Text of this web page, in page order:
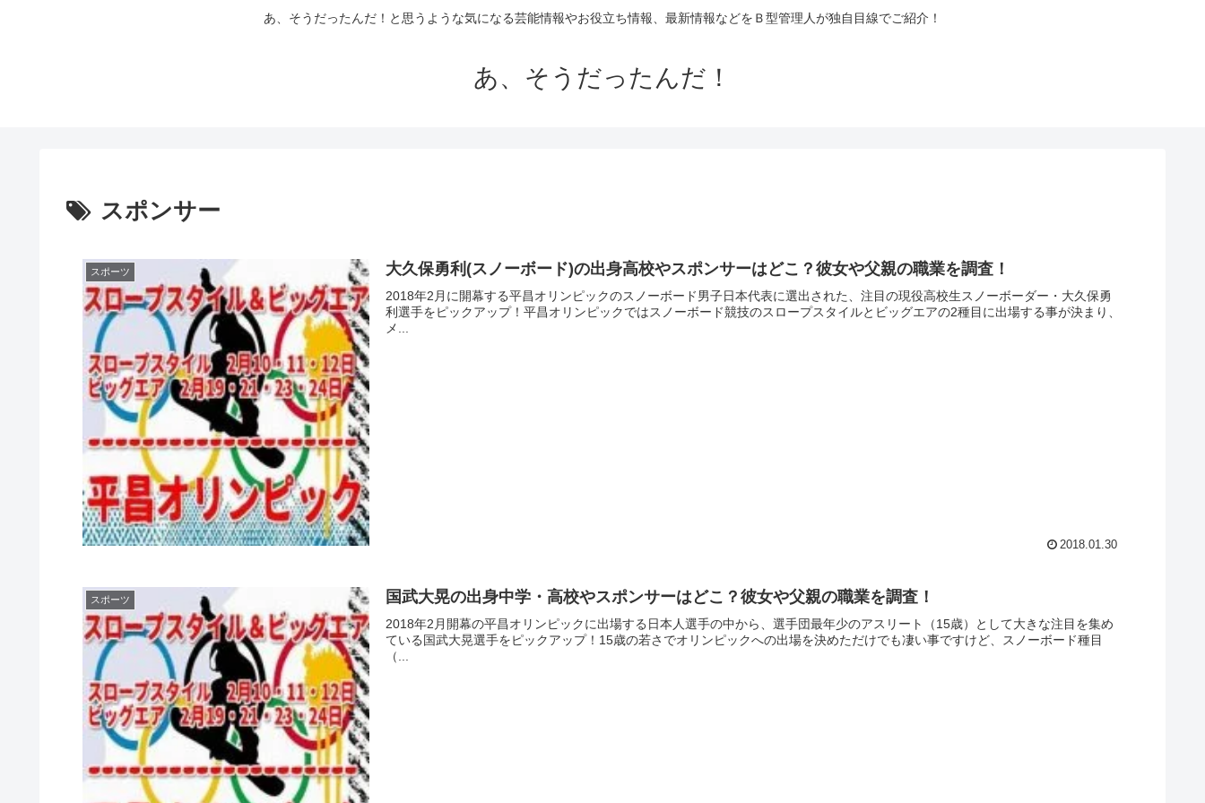
あ、そうだったんだ！と思うような気になる芸能情報やお役立ち情報、最新情報などをＢ型管理人が独自目線でご紹介！
あ、そうだったんだ！
スポンサー
スポーツ 大久保勇利(スノーボード)の出身高校やスポンサーはどこ？彼女や父親の職業を調査！
2018年2月に開幕する平昌オリンピックのスノーボード男子日本代表に選出された、注目の現役高校生スノーボーダー・大久保勇
利選手をピックアップ！平昌オリンピックではスノーボード競技のスロープスタイルとビッグエアの2種目に出場する事が決まり、
メ...
2018.01.30
スポーツ 国武大晃の出身中学・高校やスポンサーはどこ？彼女や父親の職業を調査！
2018年2月開幕の平昌オリンピックに出場する日本人選手の中から、選手団最年少のアスリート（15歳）として大きな注目を集め
ている国武大晃選手をピックアップ！15歳の若さでオリンピックへの出場を決めただけでも凄い事ですけど、スノーボード種目
（...